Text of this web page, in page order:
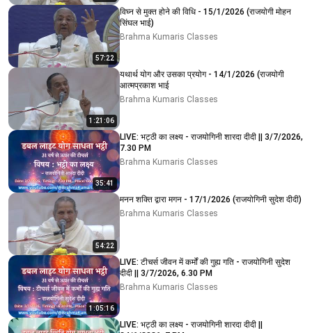
57:22
विघ्न से मुक्त होने की विधि - 15/1/2026 (राजयोगी मोहन
सिंघल भाई)
Brahma Kumaris Classes
1:21:06
यथार्थ योग और उसका प्रयोग - 14/1/2026 (राजयोगी
आत्मप्रकाश भाई
Brahma Kumaris Classes
35:41
LIVE: भट्ठी का लक्ष्य - राजयोगिनी शारदा दीदी || 3/7/2026,
7.30 PM
Brahma Kumaris Classes
54:22
मनन शक्ति द्वारा मगन - 17/1/2026 (राजयोगिनी सुदेश दीदी)
Brahma Kumaris Classes
1:05:16
LIVE: टीचर्स जीवन में कर्मों की गुह्य गति - राजयोगिनी सुदेश
दीदी || 3/7/2026, 6.30 PM
Brahma Kumaris Classes
LIVE: भट्ठी का लक्ष्य - राजयोगिनी शारदा दीदी ||